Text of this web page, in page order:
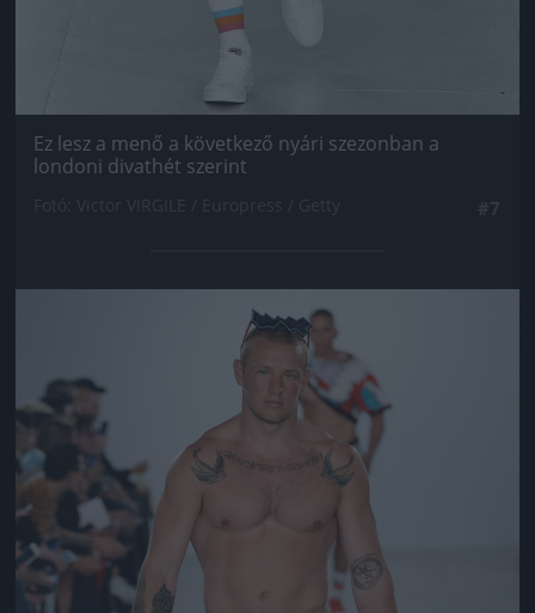
Ez lesz a menő a következő nyári szezonban a
londoni divathét szerint
Jön még kép!